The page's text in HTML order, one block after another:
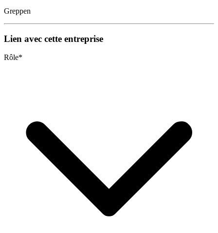
Greppen
Lien avec cette entreprise
Rôle*